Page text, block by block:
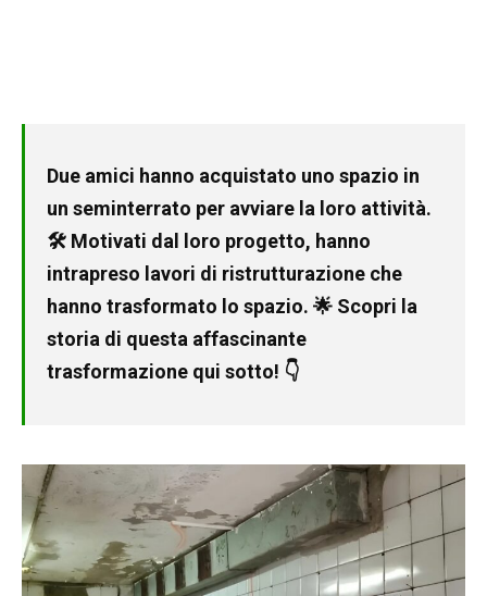
Due amici hanno acquistato uno spazio in
un seminterrato per avviare la loro attività.
🛠️ Motivati dal loro progetto, hanno
intrapreso lavori di ristrutturazione che
hanno trasformato lo spazio. 🌟 Scopri la
storia di questa affascinante
trasformazione qui sotto! 👇